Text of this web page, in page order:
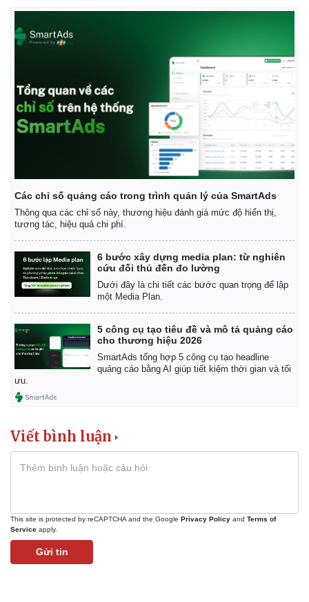
Kinh tế
Bất động sản
Khởi nghiệp
Giá vàng
Tiêu dùng
Tỷ giá
Chứng khoán
Các chỉ số quảng cáo trong trình quản lý của SmartAds
Thông qua các chỉ số này, thương hiệu đánh giá mức độ hiển thị,
tương tác, hiệu quả chi phí.
6 bước xây dựng media plan: từ nghiên
cứu đối thủ đến đo lường
Dưới đây là chi tiết các bước quan trọng để lập
một Media Plan.
5 công cụ tạo tiêu đề và mô tả quảng cáo
cho thương hiệu 2026
SmartAds tổng hợp 5 công cụ tạo headline
quảng cáo bằng AI giúp tiết kiệm thời gian và tối
ưu.
Viết bình luận
This site is protected by reCAPTCHA and the Google Privacy Policy and Terms of
Service apply.
Gửi tin